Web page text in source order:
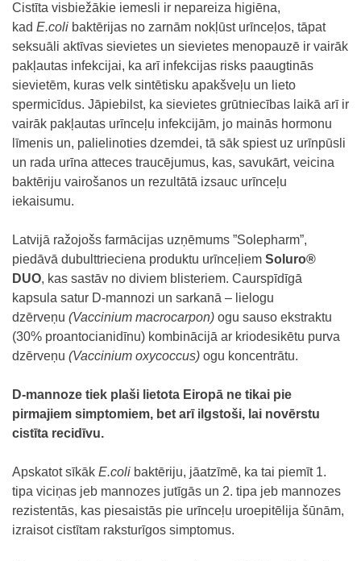
Cistīta visbiežākie iemesli ir nepareiza higiēna,
kad E.coli baktērijas no zarnām nokļūst urīnceļos, tāpat
seksuāli aktīvas sievietes un sievietes menopauzē ir vairāk
pakļautas infekcijai, ka arī infekcijas risks paaugtinās
sievietēm, kuras velk sintētisku apakšveļu un lieto
spermicīdus. Jāpiebilst, ka sievietes grūtniecības laikā arī ir
vairāk pakļautas urīnceļu infekcijām, jo mainās hormonu
līmenis un, palielinoties dzemdei, tā sāk spiest uz urīnpūsli
un rada urīna atteces traucējumus, kas, savukārt, veicina
baktēriju vairošanos un rezultātā izsauc urīnceļu
iekaisumu.
Latvijā ražojošs farmācijas uzņēmums ”Solepharm”,
piedāvā dubulttrieciena produktu urīnceļiem Soluro®
DUO, kas sastāv no diviem blisteriem. Caurspīdīgā
kapsula satur D-mannozi un sarkanā – lielogu
dzērveņu (Vaccinium macrocarpon) ogu sauso ekstraktu
(30% proantocianidīnu) kombinācijā ar kriodesikētu purva
dzērveņu (Vaccinium oxycoccus) ogu koncentrātu.
D-mannoze tiek plaši lietota Eiropā ne tikai pie
pirmajiem simptomiem, bet arī ilgstoši, lai novērstu
cistīta recidīvu.
Apskatot sīkāk E.coli baktēriju, jāatzīmē, ka tai piemīt 1.
tipa viciņas jeb mannozes jutīgās un 2. tipa jeb mannozes
rezistentās, kas piesaistās pie urīnceļu uroepitēlija šūnām,
izraisot cistītam raksturīgos simptomus.